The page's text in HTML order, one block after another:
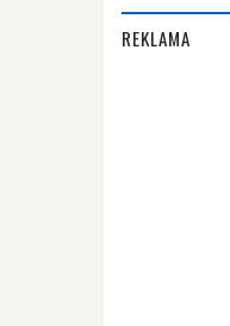
REKLAMA